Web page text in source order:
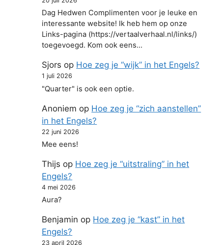
Dag Hedwen Complimenten voor je leuke en
interessante website! Ik heb hem op onze
Links-pagina (https://vertaalverhaal.nl/links/)
toegevoegd. Kom ook eens…
Sjors op Hoe zeg je “wijk” in het Engels?
1 juli 2026
"Quarter" is ook een optie.
Anoniem op Hoe zeg je “zich aanstellen”
in het Engels?
22 juni 2026
Mee eens!
Thijs op Hoe zeg je “uitstraling” in het
Engels?
4 mei 2026
Aura?
Benjamin op Hoe zeg je “kast” in het
Engels?
23 april 2026